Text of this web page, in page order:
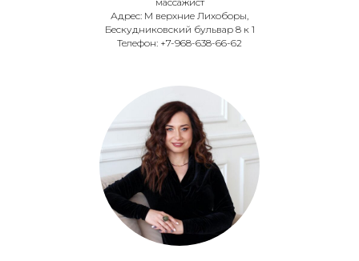
Адрес: М верхние Лихоборы,
Бескудниковский бульвар 8 к 1
Телефон: +7-968-638-66-62